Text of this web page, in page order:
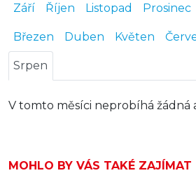
Září Říjen Listopad Prosinec
Březen Duben Květen
Srpen
V tomto měsíci neprobíhá žádná
MOHLO BY VÁS TAKÉ ZAJÍMAT